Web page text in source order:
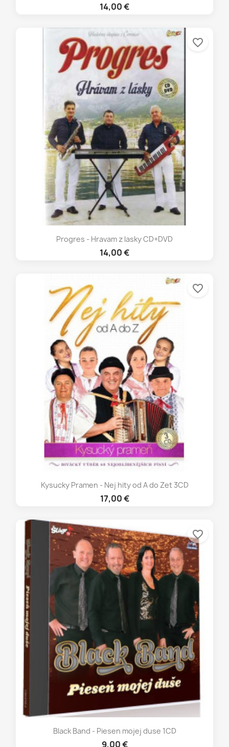
14,00 €
Progres - Hravam z lasky CD+DVD
14,00 €
favorite_border
Kysucky Pramen - Nej hity od A do Zet 3CD
17,00 €
favorite_border
Black Band - Piesen mojej duse 1CD
9,00 €
favorite_border